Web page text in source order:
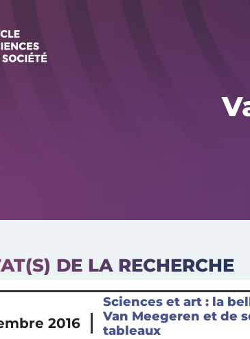
DE LA RECHERCHE
2016
Sciences et art : la
Van Meegeren et de
tableaux